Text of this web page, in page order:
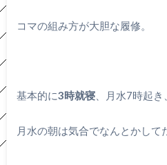
コマの組み方が大胆な履修。
基本的に3時就寝、月水7時起き
月水の朝は気合でなんとかして